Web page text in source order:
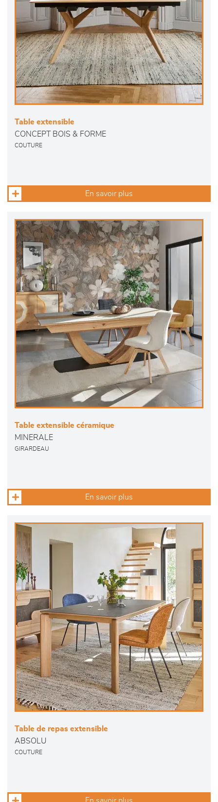
Table extensible
CONCEPT BOIS & FORME
COUTURE
En savoir plus
Table extensible céramique
MINERALE
GIRARDEAU
En savoir plus
Table de repas extensible
ABSOLU
COUTURE